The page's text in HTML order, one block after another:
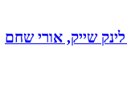
שייק, אורי שחם